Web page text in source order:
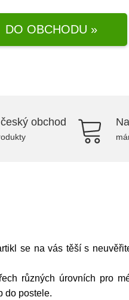
DO OBCHODU »
obchod
se na vás těší s
různých úrovních pro
do postele.